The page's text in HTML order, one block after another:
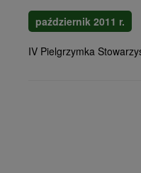
październik 2011 r.
IV Pielgrzymka